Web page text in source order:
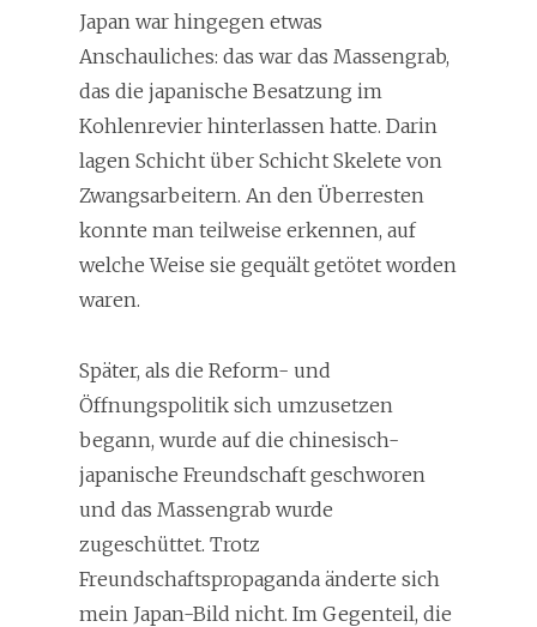
Japan war hingegen etwas
Anschauliches: das war das Massengrab,
das die japanische Besatzung im
Kohlenrevier hinterlassen hatte. Darin
lagen Schicht über Schicht Skelete von
Zwangsarbeitern. An den Überresten
konnte man teilweise erkennen, auf
welche Weise sie gequält getötet worden
waren.
Später, als die Reform- und
Öffnungspolitik sich umzusetzen
begann, wurde auf die chinesisch-
japanische Freundschaft geschworen
und das Massengrab wurde
zugeschüttet. Trotz
Freundschaftspropaganda änderte sich
mein Japan-Bild nicht. Im Gegenteil, die